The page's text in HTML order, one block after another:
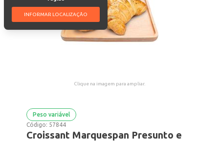
INFORMAR LOCALIZAÇÃO
Clique na imagem para ampliar.
Peso variável
Código: 57844
Croissant Marquespan Presunto e